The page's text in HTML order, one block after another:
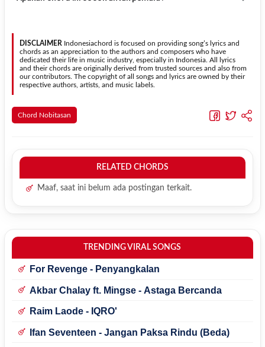
kebutuhan.
Transpose (bawah)untuk menurunkan nada. Seluruh chord akan
dipelajari oleh pemula tanpa menghilangkan struktur dasar lagu.
DISCLAIMER Indonesiachord is focused on providing song’s lyrics and
chords as an appreciation to the authors and composers who have
dedicated their life in music industry, especially in Indonesia. All lyrics
and their chords are originally derived from trusted sources and also from
our contributors. The copyright of all songs and lyrics are owned by their
respective authors, artists, and music labels.
Chord Nobitasan
RELATED CHORDS
Maaf, saat ini belum ada postingan terkait.
TRENDING VIRAL SONGS
For Revenge - Penyangkalan
Akbar Chalay ft. Mingse - Astaga Bercanda
Raim Laode - IQRO'
Ifan Seventeen - Jangan Paksa Rindu (Beda)